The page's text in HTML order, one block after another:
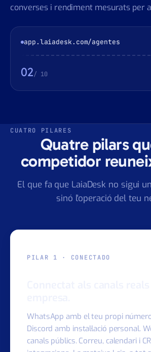
L'agent conversa des del teu propi
Business. Estat en viu, número
acumulades.
app.laiadesk.com/whatsapp
CUATRO PILARES
Quatre pilars
competidor
sinó l'operació del teu
Connectat als canals reals
empresa.
WhatsApp amb el teu propi